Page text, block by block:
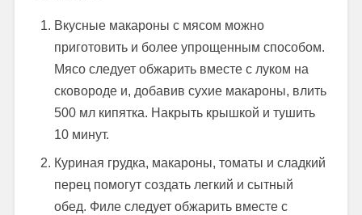
Вкусные макароны с мясом можно
приготовить и более упрощенным способом.
Мясо следует обжарить вместе с луком на
сковороде и, добавив сухие макароны, влить
500 мл кипятка. Накрыть крышкой и тушить
10 минут.
Куриная грудка, макароны, томаты и сладкий
перец помогут создать легкий и сытный
обед. Филе следует обжарить вместе с